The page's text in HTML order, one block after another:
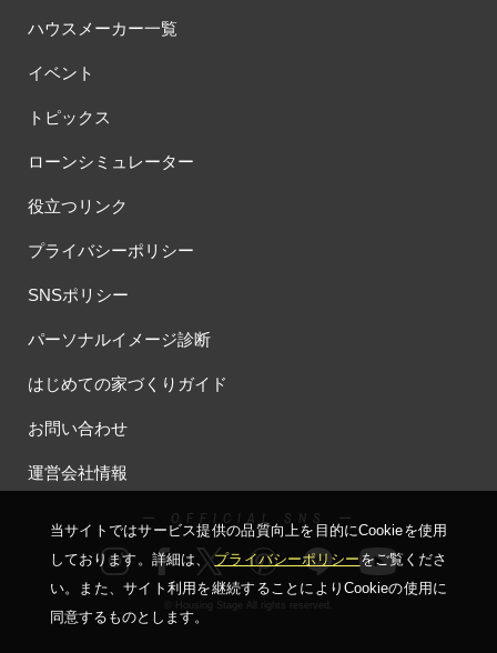
ハウスメーカー一覧
イベント
トピックス
ローンシミュレーター
役立つリンク
プライバシーポリシー
SNSポリシー
パーソナルイメージ診断
はじめての家づくりガイド
お問い合わせ
運営会社情報
ー OFFICIAL SNS ー
© Housing Stage All rights reserved.
当サイトではサービス提供の品質向上を⽬的にCookieを使⽤
しております。詳細は、プライバシーポリシーをご覧くださ
い。
また、サイト利⽤を継続することによりCookieの使⽤に
同意するものとします。